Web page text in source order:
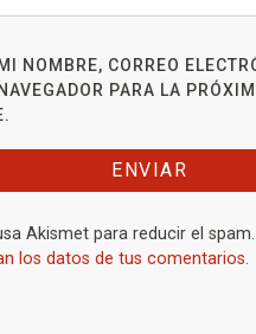
NOMBRE, CORREO
PARA LA
Akismet para reducir el spam.
los datos de tus comentarios.